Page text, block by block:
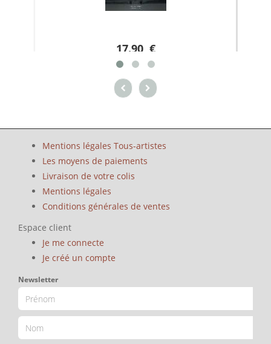
17.90 €
Mentions légales Tous-artistes
Les moyens de paiements
Livraison de votre colis
Mentions légales
Conditions générales de ventes
Espace client
Je me connecte
Je créé un compte
Newsletter